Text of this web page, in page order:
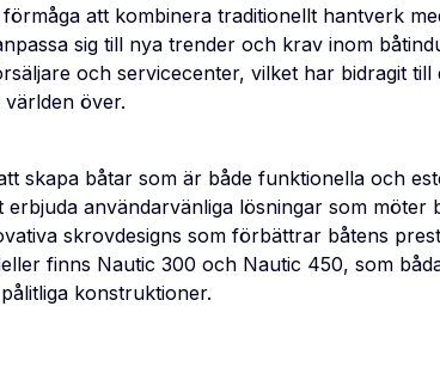
att kombinera traditionellt hantverk
sig till nya trender och krav inom
och servicecenter, vilket har bidragit
över.
skapa båtar som är både funktionella och
erbjuda användarvänliga lösningar som möter
skrovdesigns som förbättrar båtens
finns Nautic 300 och Nautic 450, som
konstruktioner.